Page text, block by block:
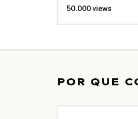
50.000views
POR QUE